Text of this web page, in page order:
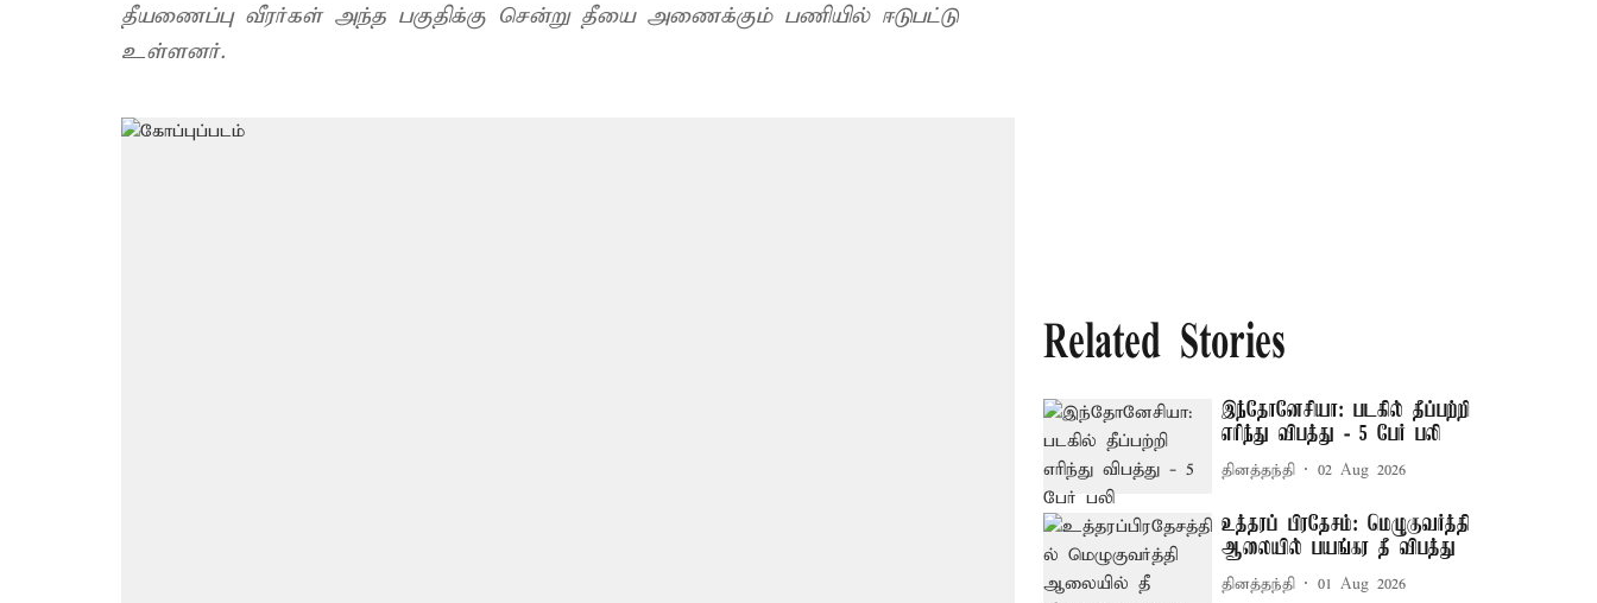
தீயணைப்பு வீரர்கள் அந்த பகுதிக்கு சென்று தீயை அணைக்கும் பணியில் ஈடுபட்டு
உள்ளனர்.
Related Stories
இந்தோனேசியா: படகில் தீப்பற்றி
எரிந்து விபத்து - 5 பேர் பலி
தினத்தந்தி 02 Aug 2026
உத்தரப் பிரதேசம்: மெழுகுவர்த்தி
ஆலையில் பயங்கர தீ விபத்து
தினத்தந்தி 01 Aug 2026